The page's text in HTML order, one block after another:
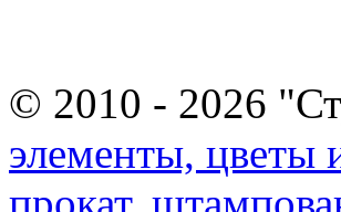
© 2010 - 2026
элементы, цветы